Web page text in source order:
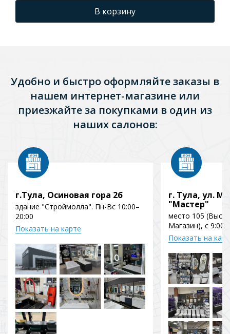
В корзину
Удобно и быстро оформляйте заказы в
нашем интернет-магазине или
приезжайте за покупками в один из
наших салонов:
г.Тула, Осиновая гора 2б
здание "Строймолла". Пн-Вс 10:00–
20:00
Показать на карте
г. Тула, ул.
"Мастер"
место 105
Магазин), с 9:00
Показать на